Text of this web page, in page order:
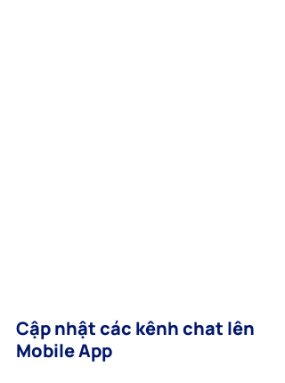
Cập nhật các kênh chat lên
Mobile App